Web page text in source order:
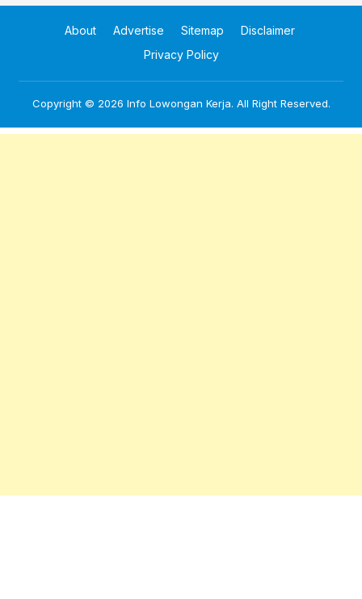
About Advertise Sitemap
Disclaimer
Privacy Policy
Copyright © 2026 Info Lowongan Kerja. All Right Reserved.